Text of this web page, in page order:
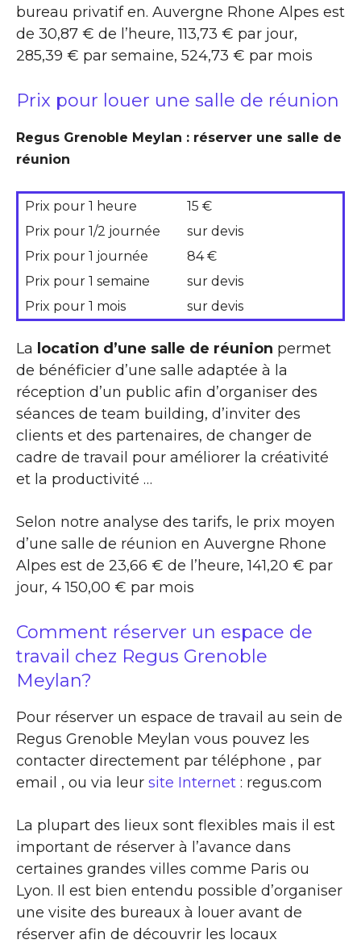
bureau privatif en. Auvergne Rhone Alpes est
de 30,87 € de l’heure, 113,73 € par jour,
285,39 € par semaine, 524,73 € par mois
Prix pour louer une salle de réunion
Regus Grenoble Meylan : réserver une salle de
réunion
Prix pour 1 heure
15 €
Prix pour 1/2 journée
sur devis
Prix pour 1 journée
84 €
Prix pour 1 semaine
sur devis
Prix pour 1 mois
sur devis
La location d’une salle de réunion permet
de bénéficier d’une salle adaptée à la
réception d’un public afin d’organiser des
séances de team building, d’inviter des
clients et des partenaires, de changer de
cadre de travail pour améliorer la créativité
et la productivité …
Selon notre analyse des tarifs, le prix moyen
d’une salle de réunion en Auvergne Rhone
Alpes est de 23,66 € de l’heure, 141,20 € par
jour, 4 150,00 € par mois
Comment réserver un espace de
travail chez Regus Grenoble
Meylan?
Pour réserver un espace de travail au sein de
Regus Grenoble Meylan vous pouvez les
contacter directement par téléphone , par
email , ou via leur site Internet : regus.com
La plupart des lieux sont flexibles mais il est
important de réserver à l’avance dans
certaines grandes villes comme Paris ou
Lyon. Il est bien entendu possible d’organiser
une visite des bureaux à louer avant de
réserver afin de découvrir les locaux